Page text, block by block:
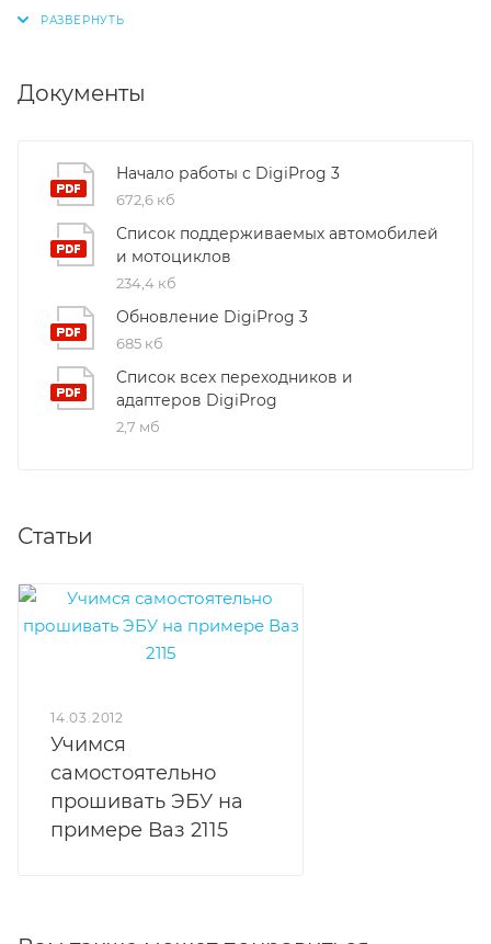
Документы
Начало работы с DigiProg 3
672,6 кб
Список поддерживаемых автомобилей
и мотоциклов
234,4 кб
Обновление DigiProg 3
685 кб
Список всех переходников и
адаптеров DigiProg
2,7 мб
Статьи
14.03.2012
Учимся
самостоятельно
прошивать ЭБУ на
примере Ваз 2115